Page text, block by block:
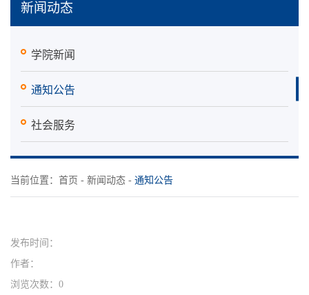
新闻动态
学院新闻
通知公告
社会服务
当前位置： 首页 - 新闻动态 - 通知公告
发布时间：
作者：
浏览次数：0